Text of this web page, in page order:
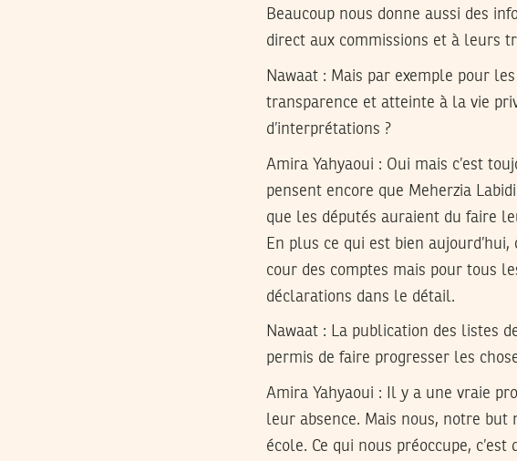
Beaucoup nous donne aussi des
direct aux commissions et à leurs
Nawaat : Mais par exemple pour
transparence et atteinte à la vie
d’interprétations ?
Amira Yahyaoui : Oui mais c’est
pensent encore que Meherzia
que les députés auraient du faire
En plus ce qui est bien
cour des comptes mais pour tous
déclarations dans le détail.
Nawaat : La publication des listes
permis de faire progresser les
Amira Yahyaoui :
Il y a une vraie
leur absence. Mais nous, notre but
école. Ce qui nous préoccupe,